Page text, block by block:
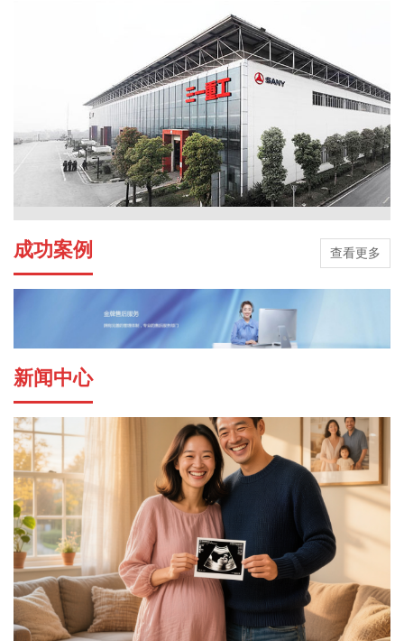
成功案例 查看更多
新闻中心